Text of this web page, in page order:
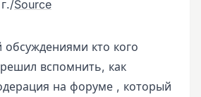
/Source
кто кого
вспомнить, как
на форуме , который